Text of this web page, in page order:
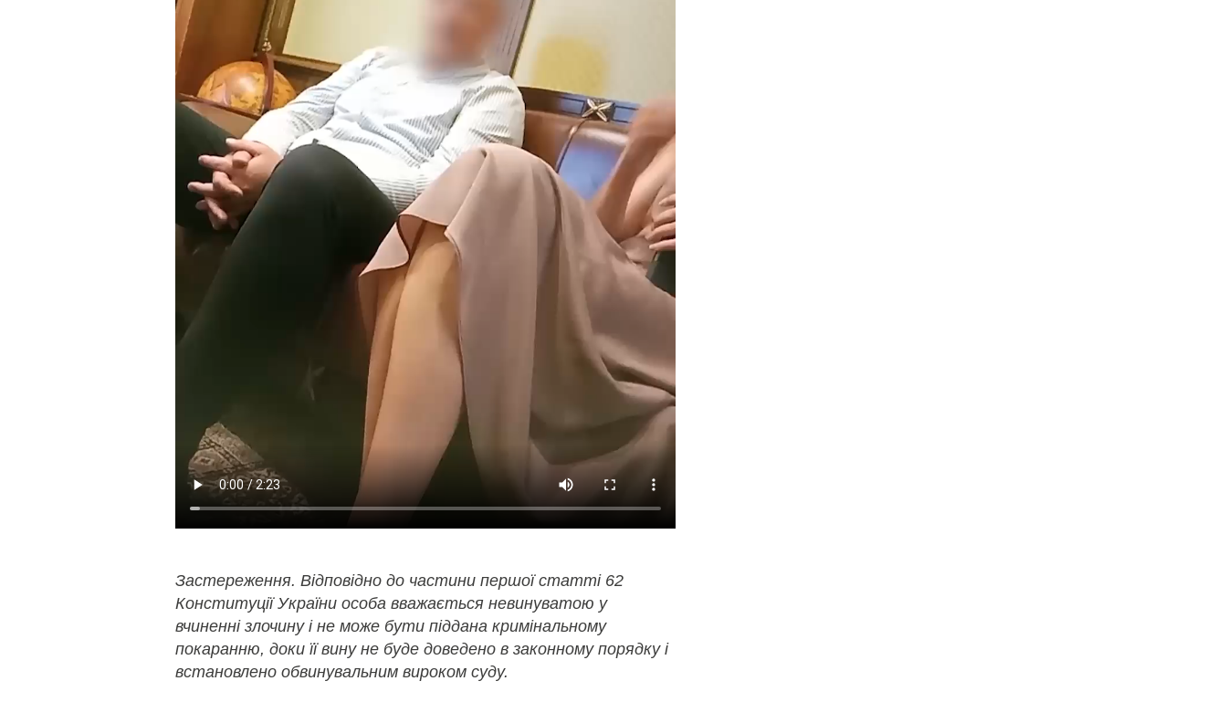
Застереження. Відповідно до частини першої статті 62
Конституції України особа вважається невинуватою у
вчиненні злочину і не може бути піддана кримінальному
покаранню, доки її вину не буде доведено в законному порядку і
встановлено обвинувальним вироком суду.